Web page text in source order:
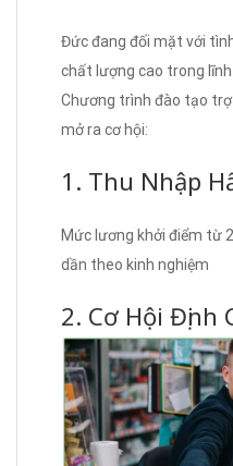
Đức đang đối mặt với
chất lượng cao trong
Chương trình đào tạo
mở ra cơ hội:
1. Thu Nhập
Mức lương khởi điểm từ
dần theo kinh nghiệm
2. Cơ Hội Định